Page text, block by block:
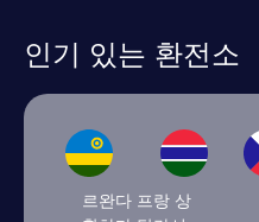
인기 있는 환전소
르완다 프랑 상